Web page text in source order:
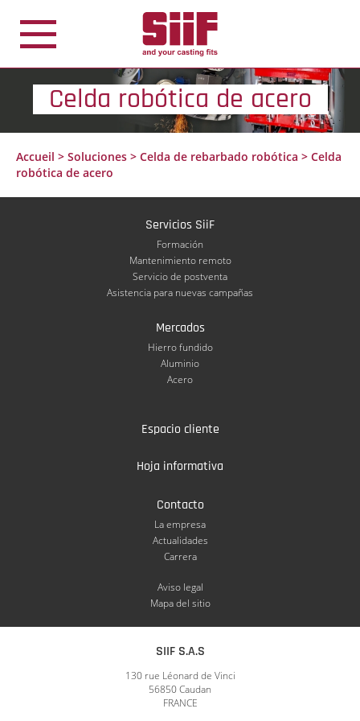
Celda robótica de acero
Accueil > Soluciones > Celda de rebarbado robótica > Celda
robótica de acero
Servicios SiiF
Formación
Mantenimiento remoto
Servicio de postventa
Asistencia para nuevas campañas
Mercados
Hierro fundido
Aluminio
Acero
Espacio cliente
Hoja informativa
Contacto
La empresa
Actualidades
Carrera
Aviso legal
Mapa del sitio
SIIF S.A.S
130 rue Léonard de Vinci
56850 Caudan
FRANCE